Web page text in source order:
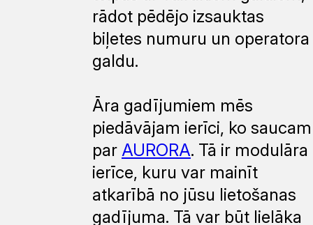
rādot pēdējo izsauktas
biļetes numuru un operatora
galdu.
Āra gadījumiem mēs
piedāvājam ierīci, ko saucam
par AURORA. Tā ir modulāra
ierīce, kuru var mainīt
atkarībā no jūsu lietošanas
gadījuma. Tā var būt lielāka